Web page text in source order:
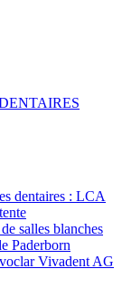
dentaires : LCA
salles blanches
Paderborn
Vivadent AG